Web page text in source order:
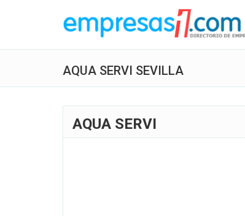
AQUA SERVI SEVILLA
AQUA SERVI